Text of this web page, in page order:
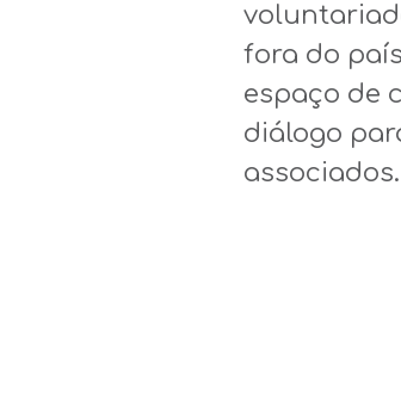
fora do país
espaço de
diálogo
associados.